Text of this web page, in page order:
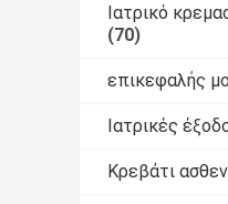
Ιατρικό
(70)
επικεφαλής
Ιατρικές
Κρεβάτι